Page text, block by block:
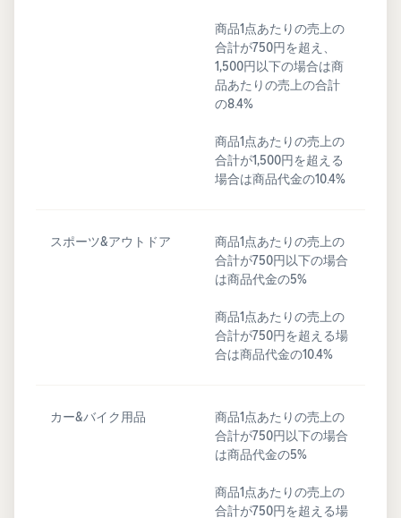
商品1点あたりの売上の
合計が750円を超え、
1,500円以下の場合は商
品あたりの売上の合計
の8.4%
商品1点あたりの売上の
合計が1,500円を超える
場合は商品代金の10.4%
スポーツ&アウトドア
商品1点あたりの売上の
合計が750円以下の場合
は商品代金の5%
商品1点あたりの売上の
合計が750円を超える場
合は商品代金の10.4%
カー&バイク用品
商品1点あたりの売上の
合計が750円以下の場合
は商品代金の5%
商品1点あたりの売上の
合計が750円を超える場